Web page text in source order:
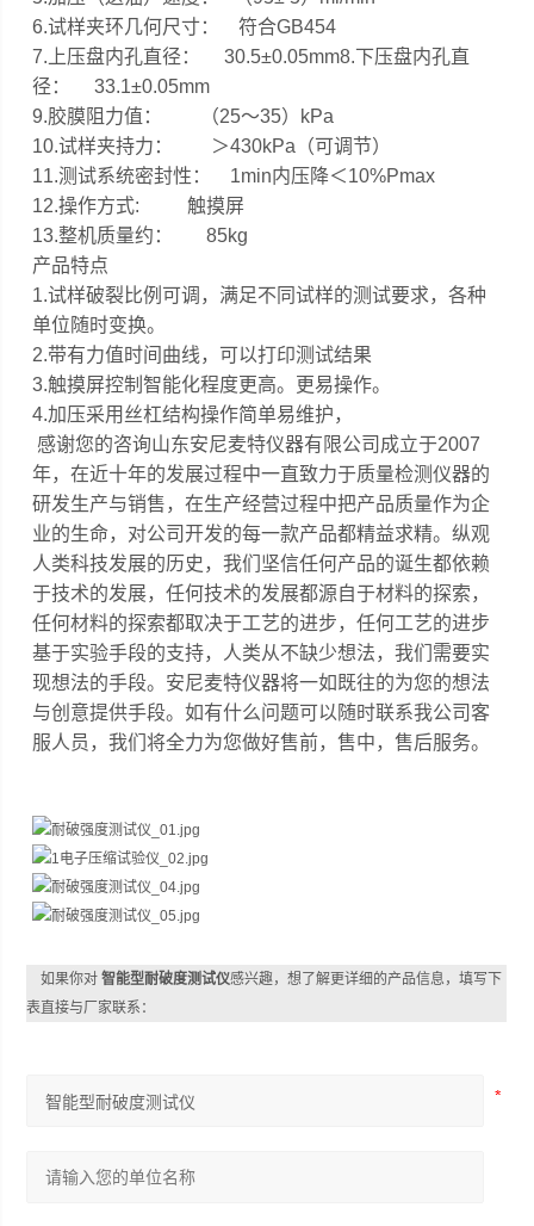
6.试样夹环几何尺寸： 符合GB454
7.上压盘内孔直径： 30.5±0.05mm8.下压盘内孔直
径： 33.1±0.05mm
9.胶膜阻力值： （25～35）kPa
10.试样夹持力： ＞430kPa（可调节）
11.测试系统密封性： 1min内压降＜10%Pmax
12.操作方式: 触摸屏
13.整机质量约： 85kg
产品特点
1.试样破裂比例可调，满足不同试样的测试要求，各种
单位随时变换。
2.带有力值时间曲线，可以打印测试结果
3.触摸屏控制智能化程度更高。更易操作。
4.加压采用丝杠结构操作简单易维护，
感谢您的咨询山东安尼麦特仪器有限公司成立于2007
年，在近十年的发展过程中一直致力于质量检测仪器的
研发生产与销售，在生产经营过程中把产品质量作为企
业的生命，对公司开发的每一款产品都精益求精。纵观
人类科技发展的历史，我们坚信任何产品的诞生都依赖
于技术的发展，任何技术的发展都源自于材料的探索，
任何材料的探索都取决于工艺的进步，任何工艺的进步
基于实验手段的支持，人类从不缺少想法，我们需要实
现想法的手段。安尼麦特仪器将一如既往的为您的想法
与创意提供手段。如有什么问题可以随时联系我公司客
服人员，我们将全力为您做好售前，售中，售后服务。
如果你对智能型耐破度测试仪感兴趣，想了解更详细的产品信息，填写下
表直接与厂家联系：